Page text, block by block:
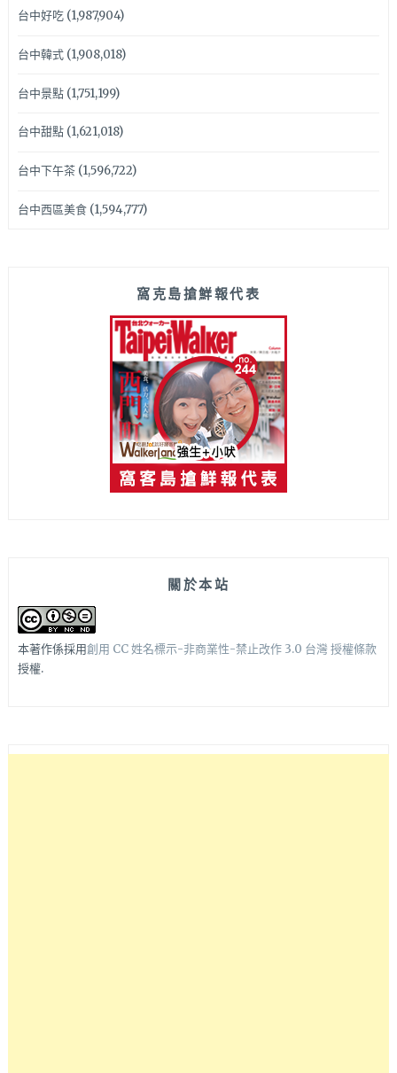
台中好吃(1,987,904)
台中韓式(1,908,018)
台中景點(1,751,199)
台中甜點(1,621,018)
台中下午茶(1,596,722)
台中西區美食(1,594,777)
窩克島搶鮮報代表
關於本站
本著作係採用創用 CC 姓名標示-非商業性-禁止改作 3.0 台灣 授權條款
授權.